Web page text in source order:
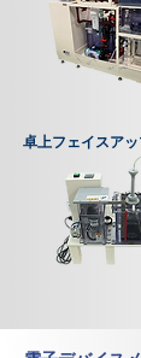
卓上フェイスア